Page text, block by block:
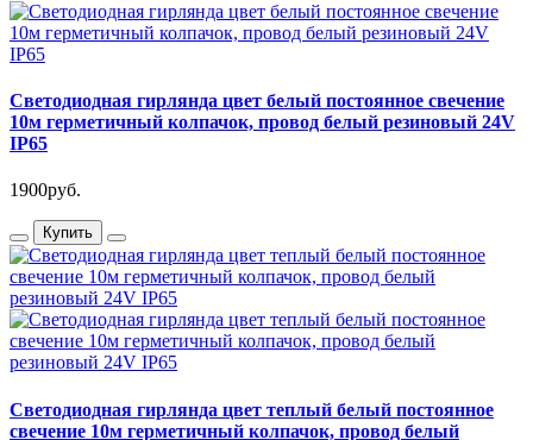
Светодиодная гирлянда цвет белый постоянное свечение
10м герметичный колпачок, провод белый резиновый 24V
IP65
1900руб.
Купить
Светодиодная гирлянда цвет теплый белый постоянное
свечение 10м герметичный колпачок, провод белый